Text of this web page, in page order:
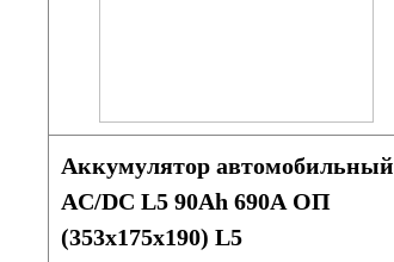
Аккумулятор автомобильный
AC/DC L5 90Ah 690A ОП
(353х175х190) L5